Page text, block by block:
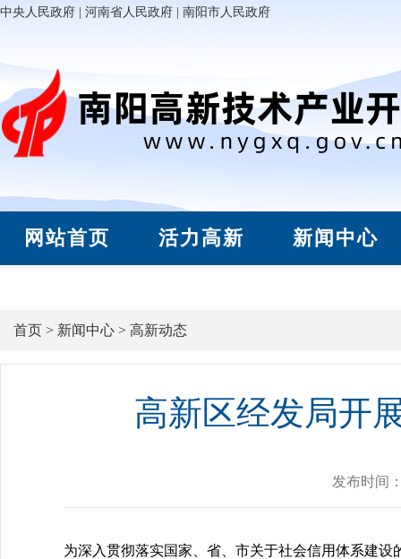
中央人民政府 河南省人民政府 南阳市人民政府
网站首页 活力高新 新闻中心
首页 > 新闻中心 > 高新动态
高新区经发局开
发布时间
为深入贯彻落实国家、省、市关于社会信用体系建